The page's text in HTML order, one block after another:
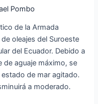
Pombo
de la Armada
oleajes del Suroeste
del Ecuador. Debido a
aguaje máximo, se
de mar agitado.
a moderado.